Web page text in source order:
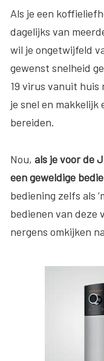
Als je een
dagelijks van
wil je ongetwijfeld
gewenst snelheid
19 virus vanuit
je snel en
bereiden.
Nou, als je voor de
een geweldige
bediening zelfs als
bedienen van deze
nergens omkijken